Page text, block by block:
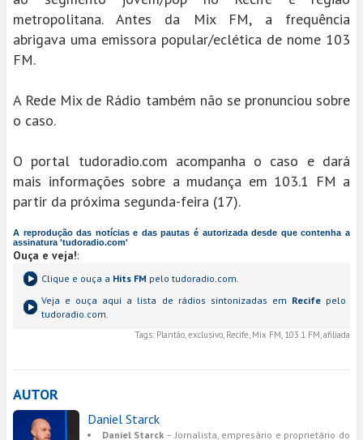
metropolitana. Antes da Mix FM, a frequência
abrigava uma emissora popular/eclética de nome 103
FM.
A Rede Mix de Rádio também não se pronunciou sobre
o caso.
O portal tudoradio.com acompanha o caso e dará
mais informações sobre a mudança em 103.1 FM a
partir da próxima segunda-feira (17).
A reprodução das notícias e das pautas é autorizada desde que contenha a
assinatura 'tudoradio.com'
Ouça e veja!:
Clique e ouça a Hits FM pelo tudoradio.com.
Veja e ouça aqui a lista de rádios sintonizadas em Recifepelo
tudoradio.com.
Tags: Plantão, exclusivo, Recife, Mix FM, 103.1 FM, afiliada
AUTOR
Daniel Starck
Daniel Starck – Jornalista, empresário e proprietário do